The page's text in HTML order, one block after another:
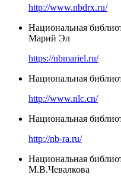
http://www.nbdrx.ru/
Национальная
Марий Эл
https://nbmariel.ru/
Национальная
http://www.nlc.cn/
Национальная
http://nb-ra.ru/
Национальная
М.В.Чевалкова